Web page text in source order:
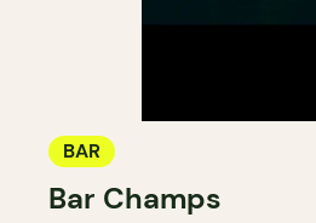
BAR
Bar Champs